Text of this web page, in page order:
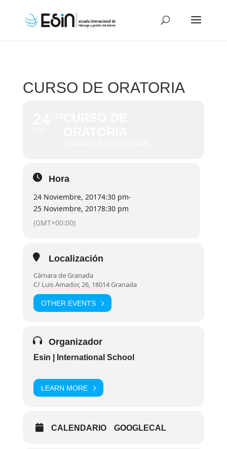
CURSO DE ORATORIA
Hora
24 Noviembre, 20174:30 pm-
25 Noviembre, 20178:30 pm
(GMT+00:00)
Localización
Cámara de Granada
C/ Luis Amador, 26, 18014 Granada
OTHER EVENTS
Organizador
Esin | International School
LEARN MORE
CALENDARIO GOOGLECAL